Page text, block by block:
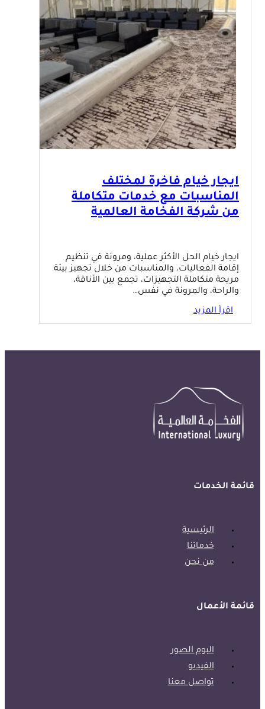
ايجار خيام فاخرة لمختلف
المناسبات مع خدمات متكاملة
من شركة الفخامة العالمية
ايجار خيام الحل الأكثر عملية، ومرونة في تنظيم
إقامة الفعاليات، والمناسبات من خلال تجهيز بيئة
مريحة متكاملة التجهيزات، تجمع بين الأناقة،
والراحة، والمرونة في نفس…
اقرأ المزيد
قائمة الخدمات
الرئيسية
خدماتنا
من نحن
قائمة الأعمال
البوم الصور
الفيديو
تواصل معنا